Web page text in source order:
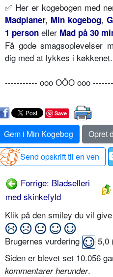
✅ Her er kogebogen med
Madplaner, Min kogebog,
1 person eller Mad på 30
Få gode smagsoplevelser
dig med at lykkes i køkkenet.
----------- ooo OÔO ooo
Save
Gem i Min Kogebog
Opret
Send opskrift til en ven
Forrige: Bladselleri
med skinkefyld
Klik på den smiley du vil
Brugernes vurdering 5,0
Siden er blevet set 10.056
kommentarer herunder.